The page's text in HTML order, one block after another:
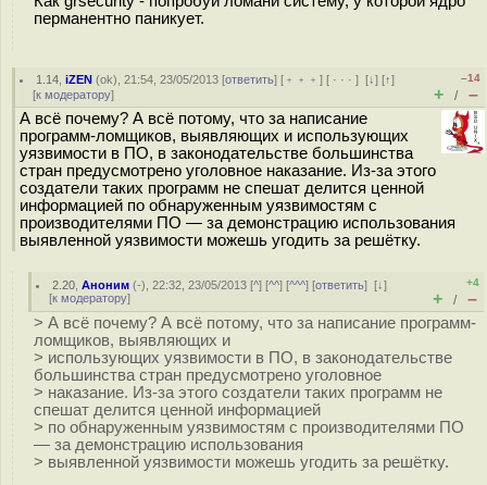
перманентно паникует.
1.14 ,iZEN (ok), 21:54, 23/05/2013 [ответить] [ ﹢﹢﹢] [ · · ·][↓] [↑]
[к модератору]
–14
+ / –
А всё почему? А всё потому, что за написание
программ-ломщиков, выявляющих и использующих
уязвимости в ПО, в законодательстве большинства
стран предусмотрено уголовное наказание. Из-за этого
создатели таких программ не спешат делится ценной
информацией по обнаруженным уязвимостям с
производителями ПО — за демонстрацию использования
выявленной уязвимости можешь угодить за решётку.
2.20 ,Аноним (-), 22:32, 23/05/2013 [^] [^^] [^^^] [ответить][↓]
[к модератору]
+4
+ / –
> А всё почему? А всё потому, что за написание программ-
ломщиков, выявляющих и
> использующих уязвимости в ПО, в законодательстве
большинства стран предусмотрено уголовное
> наказание. Из-за этого создатели таких программ не
спешат делится ценной информацией
> по обнаруженным уязвимостям с производителями ПО
— за демонстрацию использования
> выявленной уязвимости можешь угодить за решётку.